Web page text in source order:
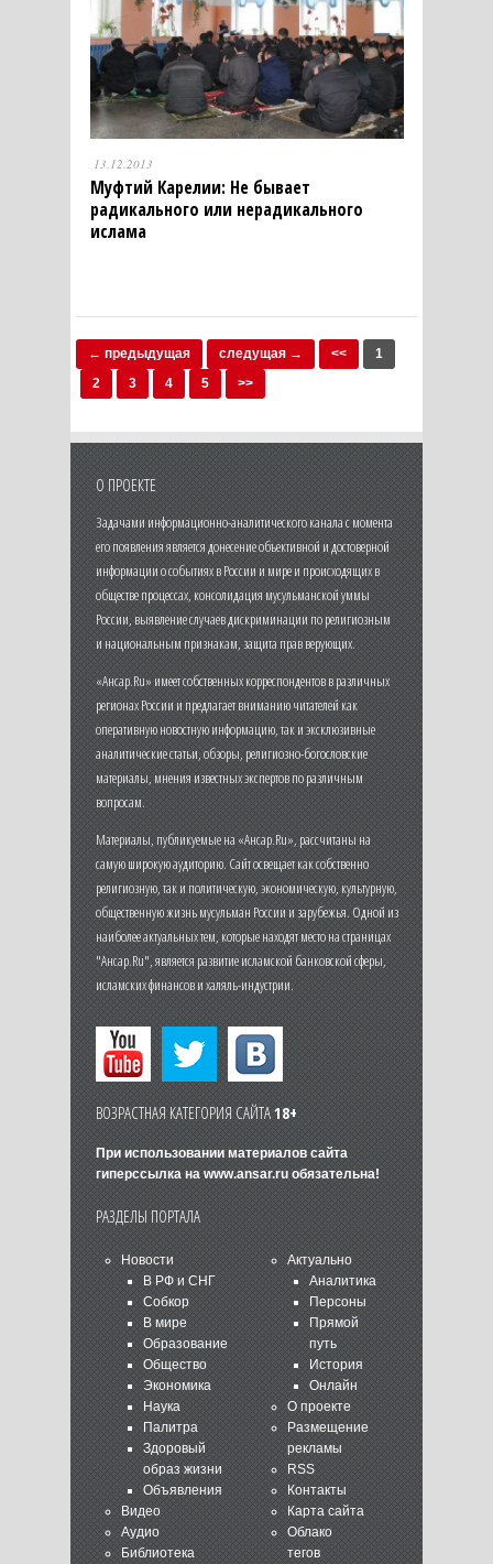
13.12.2013
Муфтий Карелии: Не бывает
радикального или нерадикального
ислама
← предыдущая следущая → <<
1
2
3 4 5 >>
О ПРОЕКТЕ
Задачами информационно-аналитического канала с момента
его появления является донесение объективной и достоверной
информации о событиях в России и мире и происходящих в
обществе процессах, консолидация мусульманской уммы
России, выявление случаев дискриминации по религиозным
и национальным признакам, защита прав верующих.
«Ансар.Ru» имеет собственных корреспондентов в различных
регионах России и предлагает вниманию читателей как
оперативную новостную информацию, так и эксклюзивные
аналитические статьи, обзоры, религиозно-богословские
материалы, мнения известных экспертов по различным
вопросам.
Материалы, публикуемые на «Ансар.Ru», рассчитаны на
самую широкую аудиторию. Сайт освещает как собственно
религиозную, так и политическую, экономическую, культурную,
общественную жизнь мусульман России и зарубежья. Одной из
наиболее актуальных тем, которые находят место на страницах
"Ансар.Ru", является развитие исламской банковской сферы,
исламских финансов и халяль-индустрии.
ВОЗРАСТНАЯ КАТЕГОРИЯ САЙТА18+
При использовании материалов сайта
гиперссылка на www.ansar.ruобязательна!
РАЗДЕЛЫ ПОРТАЛА
Новости
В РФ и СНГ
Собкор
В мире
Образование
Общество
Экономика
Наука
Палитра
Здоровый
образ жизни
Объявления
Видео
Аудио
Библиотека
Актуально
Аналитика
Персоны
Прямой
путь
История
Онлайн
О проекте
Размещение
рекламы
RSS
Контакты
Карта сайта
Облако
тегов